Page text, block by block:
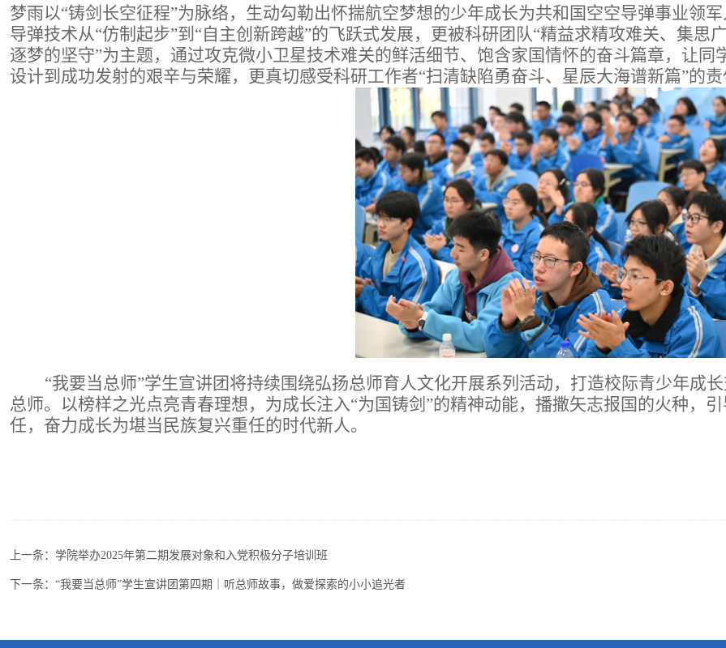
梦雨以“铸剑长空征程”为脉络，生动勾勒出怀揣航空梦想的少年成长为共和国空空导弹事业领
导弹技术从“仿制起步”到“自主创新跨越”的飞跃式发展，更被科研团队“精益求精攻难关、集思
逐梦的坚守”为主题，通过攻克微小卫星技术难关的鲜活细节、饱含家国情怀的奋斗篇章，让同
设计到成功发射的艰辛与荣耀，更真切感受科研工作者“扫清缺陷勇奋斗、星辰大海谱新篇”的责
“我要当总师”学生宣讲团将持续围绕弘扬总师育人文化开展系列活动，打造校际青少年成
总师。以榜样之光点亮青春理想，为成长注入“为国铸剑”的精神动能，播撒矢志报国的火种，
任，奋力成长为堪当民族复兴重任的时代新人。
上一条： 学院举办2025年第二期发展对象和入党积极分子培训班
下一条： “我要当总师”学生宣讲团第四期｜听总师故事，做爱探索的小小追光者